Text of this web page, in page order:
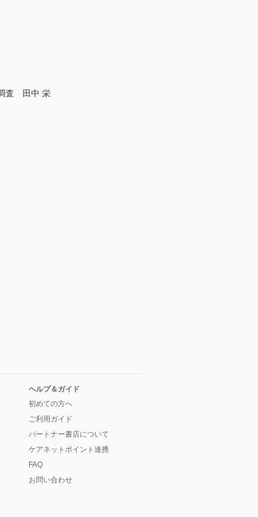
査 田中 栄
ヘルプ＆ガイド
初めての方へ
ご利用ガイド
パートナー書店について
ケアネットポイント連携
FAQ
お問い合わせ